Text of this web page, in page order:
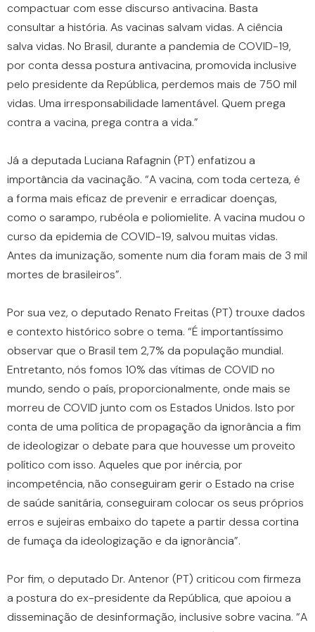
compactuar com esse discurso antivacina. Basta
consultar a história. As vacinas salvam vidas. A ciência
salva vidas. No Brasil, durante a pandemia de COVID-19,
por conta dessa postura antivacina, promovida inclusive
pelo presidente da República, perdemos mais de 750 mil
vidas. Uma irresponsabilidade lamentável. Quem prega
contra a vacina, prega contra a vida.”
Já a deputada Luciana Rafagnin (PT) enfatizou a
importância da vacinação. “A vacina, com toda certeza, é
a forma mais eficaz de prevenir e erradicar doenças,
como o sarampo, rubéola e poliomielite. A vacina mudou o
curso da epidemia de COVID-19, salvou muitas vidas.
Antes da imunização, somente num dia foram mais de 3 mil
mortes de brasileiros”.
Por sua vez, o deputado Renato Freitas (PT) trouxe dados
e contexto histórico sobre o tema. “É importantíssimo
observar que o Brasil tem 2,7% da população mundial.
Entretanto, nós fomos 10% das vítimas de COVID no
mundo, sendo o país, proporcionalmente, onde mais se
morreu de COVID junto com os Estados Unidos. Isto por
conta de uma política de propagação da ignorância a fim
de ideologizar o debate para que houvesse um proveito
político com isso. Aqueles que por inércia, por
incompetência, não conseguiram gerir o Estado na crise
de saúde sanitária, conseguiram colocar os seus próprios
erros e sujeiras embaixo do tapete a partir dessa cortina
de fumaça da ideologização e da ignorância”.
Por fim, o deputado Dr. Antenor (PT) criticou com firmeza
a postura do ex-presidente da República, que apoiou a
disseminação de desinformação, inclusive sobre vacina. “A